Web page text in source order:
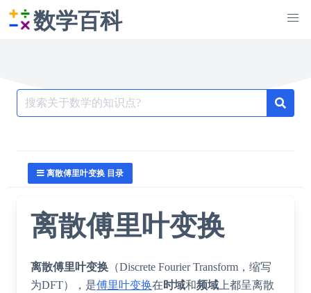
数学百科
Search
for:
离散傅里叶变换 目录
离散傅里叶变换
离散傅里叶变换 （Discrete Fourier Transform ，缩写
为DFT），是傅里叶变换在 时域和频域 上都呈离散